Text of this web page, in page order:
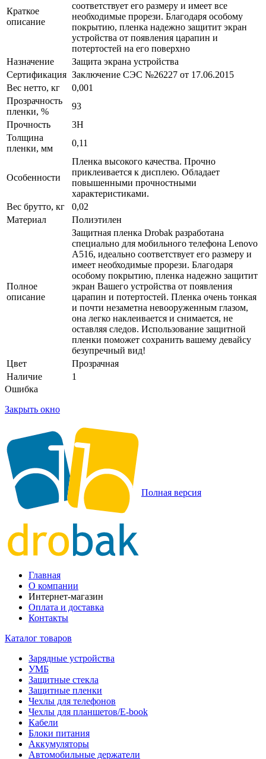
Краткое
описание
соответствует его размеру и имеет все
необходимые прорези. Благодаря особому
покрытию, пленка надежно защитит экран
устройства от появления царапин и
потертостей на его поверхно
Назначение
Защита экрана устройства
Сертификация Заключение СЭС №26227 от 17.06.2015
Вес нетто, кг
0,001
Прозрачность
пленки, %
93
Прочность
3H
Толщина
пленки, мм
0,11
Особенности
Пленка высокого качества. Прочно
приклеивается к дисплею. Обладает
повышенными прочностными
характеристиками.
Вес брутто, кг
0,02
Материал
Полиэтилен
Полное
описание
Защитная пленка Drobak разработана
специально для мобильного телефона Lenovo
A516, идеально соответствует его размеру и
имеет необходимые прорези. Благодаря
особому покрытию, пленка надежно защитит
экран Вашего устройства от появления
царапин и потертостей. Пленка очень тонкая
и почти незаметна невооруженным глазом,
она легко наклеивается и снимается, не
оставляя следов. Использование защитной
пленки поможет сохранить вашему девайсу
безупречный вид!
Цвет
Прозрачная
Наличие
1
Ошибка
Закрыть окно
Полная версия
Главная
О компании
Интернет-магазин
Оплата и доставка
Контакты
Каталог товаров
Зарядные устройства
УМБ
Защитные стекла
Защитные пленки
Чехлы для телефонов
Чехлы для планшетов/E-book
Кабели
Блоки питания
Аккумуляторы
Автомобильные держатели